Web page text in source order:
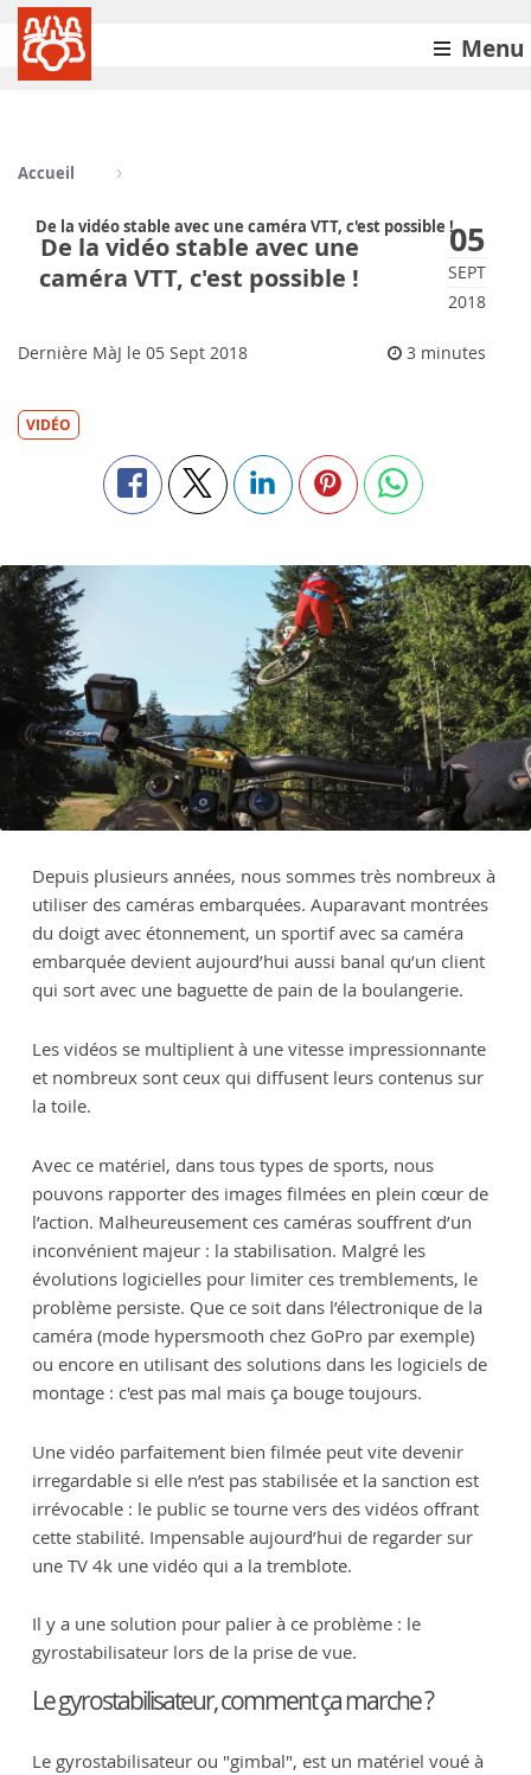
Menu
Accueil
De la vidéo stable avec une caméra VTT, c'est possible !05
SEPT
2018
De la vidéo stable avec une
caméra VTT, c'est possible !
3 minutes
Dernière MàJ le05 Sept 2018
VIDÉO
Depuis plusieurs années, nous sommes très nombreux à
utiliser des caméras embarquées. Auparavant montrées
du doigt avec étonnement, un sportif avec sa caméra
embarquée devient aujourd’hui aussi banal qu’un client
qui sort avec une baguette de pain de la boulangerie.
Les vidéos se multiplient à une vitesse impressionnante
et nombreux sont ceux qui diffusent leurs contenus sur
la toile.
Avec ce matériel, dans tous types de sports, nous
pouvons rapporter des images filmées en plein cœur de
l’action. Malheureusement ces caméras souffrent d’un
inconvénient majeur : la stabilisation. Malgré les
évolutions logicielles pour limiter ces tremblements, le
problème persiste. Que ce soit dans l’électronique de la
caméra (mode hypersmooth chez GoPro par exemple)
ou encore en utilisant des solutions dans les logiciels de
montage : c'est pas mal mais ça bouge toujours.
Une vidéo parfaitement bien filmée peut vite devenir
irregardable si elle n’est pas stabilisée et la sanction est
irrévocable : le public se tourne vers des vidéos offrant
cette stabilité. Impensable aujourd’hui de regarder sur
une TV 4k une vidéo qui a la tremblote.
Il y a une solution pour palier à ce problème : le
gyrostabilisateur lors de la prise de vue.
Le gyrostabilisateur, comment ça marche ?
Le gyrostabilisateur ou "gimbal", est un matériel voué à